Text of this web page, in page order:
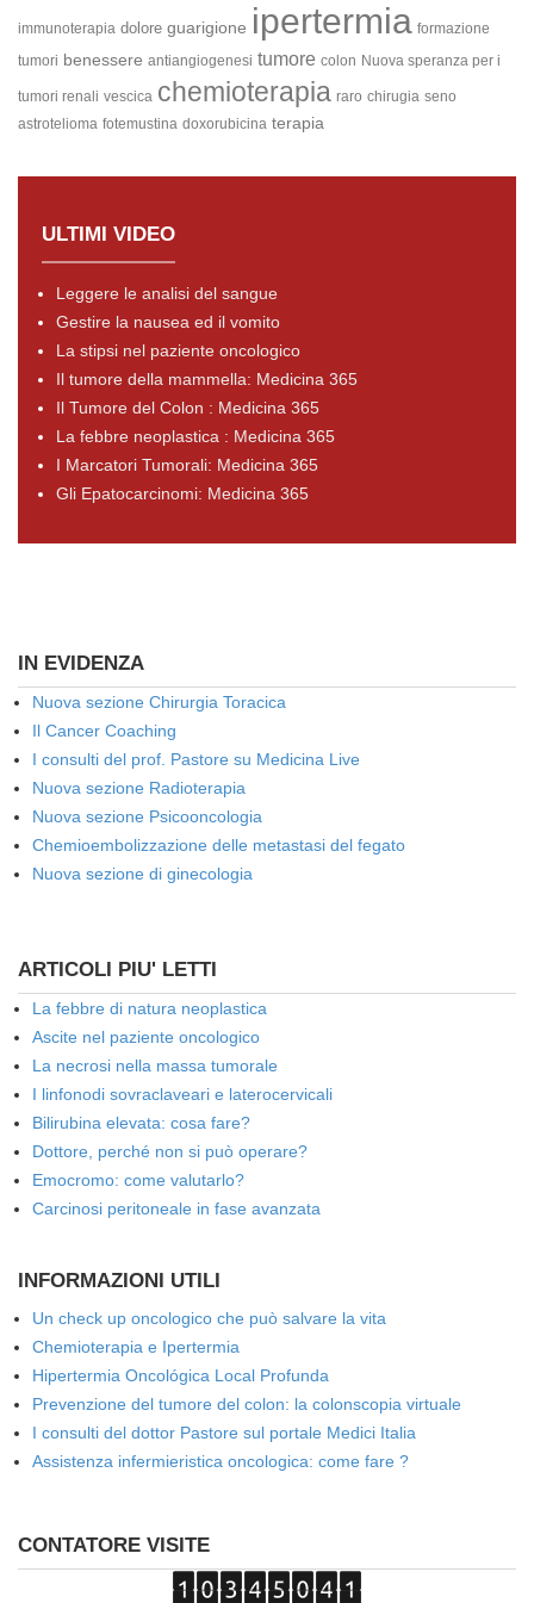
immunoterapia dolore guarigione ipertermia formazione
tumori benessere antiangiogenesi tumore colon Nuova speranza per i
tumori renali vescica chemioterapia raro chirugia seno
astrotelioma fotemustina doxorubicina terapia
ULTIMI VIDEO
Leggere le analisi del sangue
Gestire la nausea ed il vomito
La stipsi nel paziente oncologico
Il tumore della mammella: Medicina 365
Il Tumore del Colon : Medicina 365
La febbre neoplastica : Medicina 365
I Marcatori Tumorali: Medicina 365
Gli Epatocarcinomi: Medicina 365
IN EVIDENZA
Nuova sezione Chirurgia Toracica
Il Cancer Coaching
I consulti del prof. Pastore su Medicina Live
Nuova sezione Radioterapia
Nuova sezione Psicooncologia
Chemioembolizzazione delle metastasi del fegato
Nuova sezione di ginecologia
ARTICOLI PIU' LETTI
La febbre di natura neoplastica
Ascite nel paziente oncologico
La necrosi nella massa tumorale
I linfonodi sovraclaveari e laterocervicali
Bilirubina elevata: cosa fare?
Dottore, perché non si può operare?
Emocromo: come valutarlo?
Carcinosi peritoneale in fase avanzata
INFORMAZIONI UTILI
Un check up oncologico che può salvare la vita
Chemioterapia e Ipertermia
Hipertermia Oncológica Local Profunda
Prevenzione del tumore del colon: la colonscopia virtuale
I consulti del dottor Pastore sul portale Medici Italia
Assistenza infermieristica oncologica: come fare ?
CONTATORE VISITE